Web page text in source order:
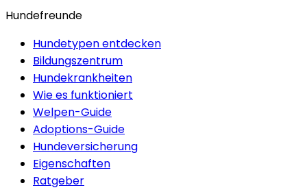
Hundefreunde
Hundetypen entdecken
Bildungszentrum
Hundekrankheiten
Wie es funktioniert
Welpen-Guide
Adoptions-Guide
Hundeversicherung
Eigenschaften
Ratgeber